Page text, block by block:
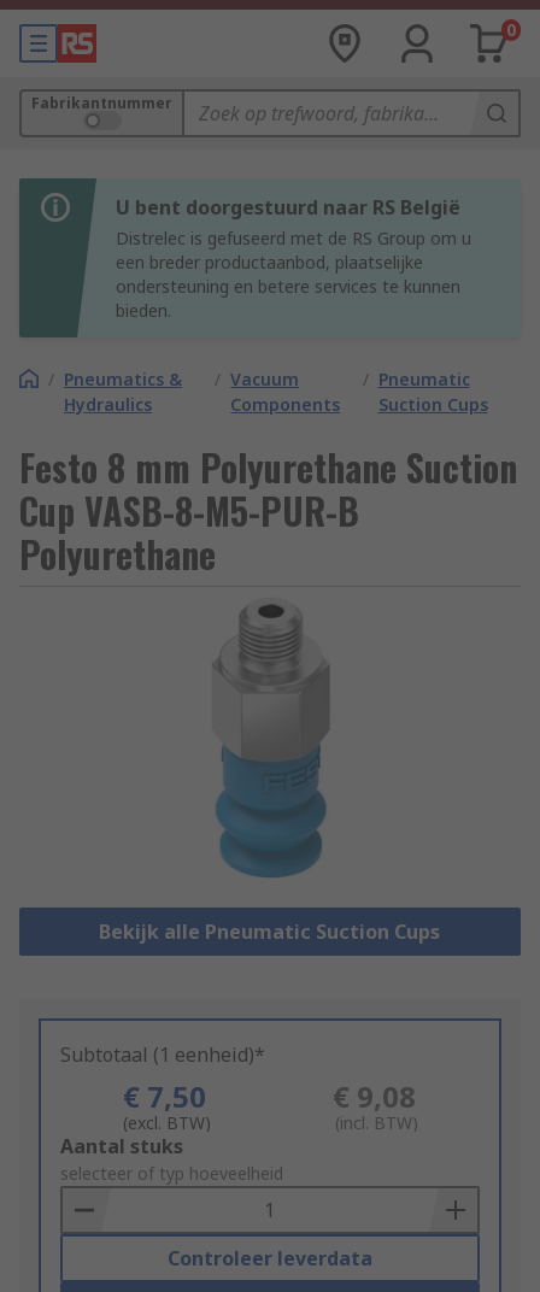
0
Fabrikantnummer
U bent doorgestuurd naar RS België
Distrelec is gefuseerd met de RS Group om u
een breder productaanbod, plaatselijke
ondersteuning en betere services te kunnen
bieden.
/ Pneumatics &
Hydraulics
/ Vacuum
Components
/ Pneumatic
Suction Cups
Festo 8 mm Polyurethane Suction
Cup VASB-8-M5-PUR-B
Polyurethane
Bekijk alle Pneumatic Suction Cups
Subtotaal (1 eenheid)*
€ 7,50
(excl. BTW)
€ 9,08
(incl. BTW)
Add
to
Basket
Aantal stuks
selecteer of typ hoeveelheid
Controleer leverdata